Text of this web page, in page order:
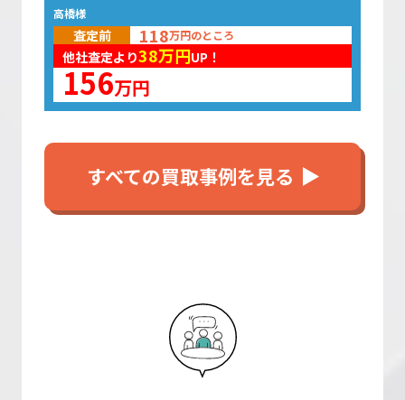
高橋様
査定前 118万円のところ
他社査定より38万円UP！
156万円
すべての買取事例を見る